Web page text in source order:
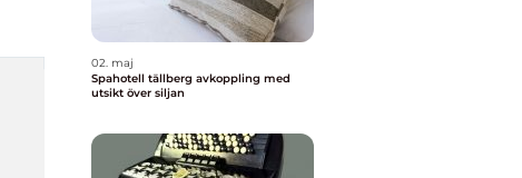
02. maj
Spahotell tällberg avkoppling med
utsikt över siljan